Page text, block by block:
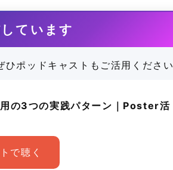
ています
ポッドキャストもご活用ください
の3つの実践パターン｜Poster活
で聴く